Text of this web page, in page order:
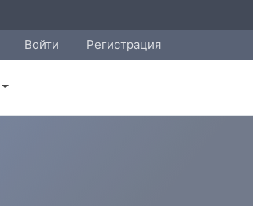
Войти Регистрация